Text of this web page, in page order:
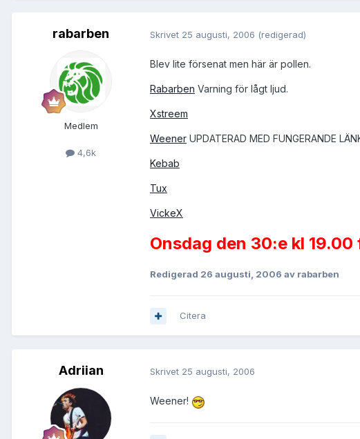
rabarben
Medlem
4,6k
Skrivet 25 augusti, 2006 (redigerad)
Blev lite försenat men här är pollen.
Rabarben Varning för lågt ljud.
Xstreem
Weener UPDATERAD MED FUNGERANDE
Kebab
Tux
VickeX
Onsdag den 30:e kl
Redigerad 26 augusti, 2006 av rabarben
Citera
Adriian Skrivet 25 augusti, 2006
Weener!